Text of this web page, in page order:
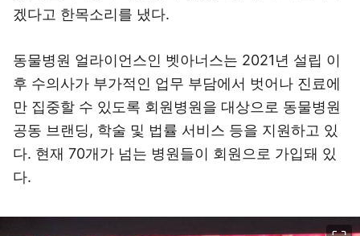
겠다고 한목소리를 냈다.
동물병원 얼라이언스인 벳아너스는 2021년 설립 이
후 수의사가 부가적인 업무 부담에서 벗어나 진료에
만 집중할 수 있도록 회원병원을 대상으로 동물병원
공동 브랜딩, 학술 및 법률 서비스 등을 지원하고 있
다. 현재 70개가 넘는 병원들이 회원으로 가입돼 있
다.